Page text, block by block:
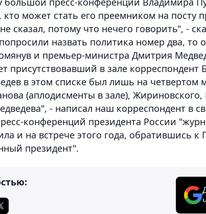
кто может стать его преемником на посту
сказал, потому что нечего говорить", -
назвать политика номер два, то
и премьер-министра Дмитрия
присутствовавший в зале корреспондент
в этом списке был лишь на четвертом
(аплодисменты в зале),
- написал наш корреспондент в
конференций президента России
и на встрече этого года, обратившись к
президент".